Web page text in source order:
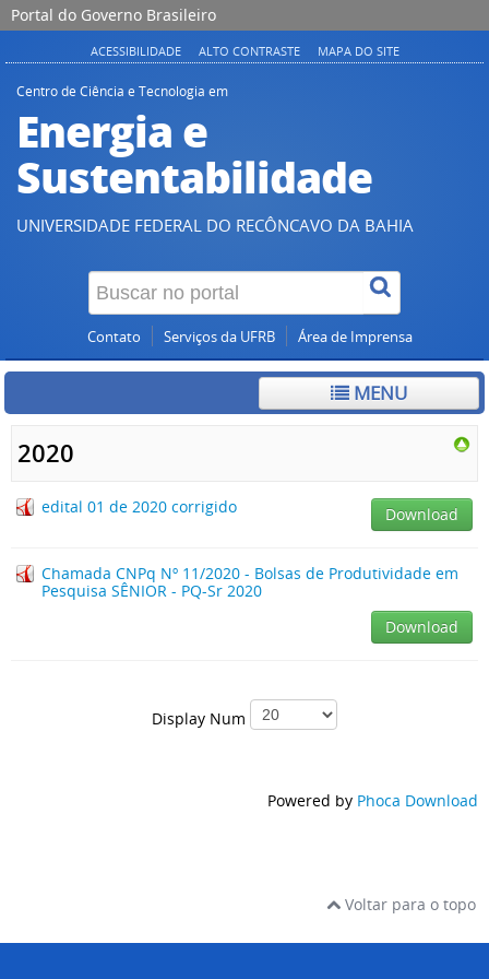
Portal do Governo Brasileiro
ACESSIBILIDADE ALTO CONTRASTE MAPA DO SITE
Centro de Ciência e Tecnologia em
Energia e
Sustentabilidade
UNIVERSIDADE FEDERAL DO RECÔNCAVO DA BAHIA
Contato Serviços da UFRB Área de Imprensa
MENU
2020
edital 01 de 2020 corrigido Download
Chamada CNPq Nº 11/2020 - Bolsas de Produtividade em
Pesquisa SÊNIOR - PQ-Sr 2020
Download
Display Num
Powered by Phoca Download
Voltar para o topo